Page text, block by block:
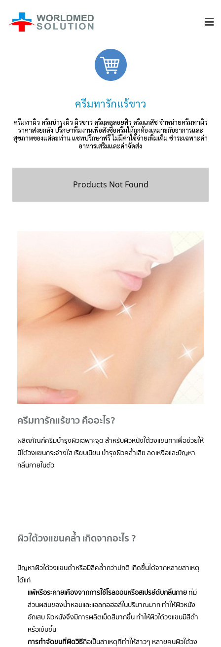
ครีมทารักแร้ขาว
ครีมทาผิว ครีมบำรุงผิว ผิวขาว ครีมลดลอยสิว ครีมเภสัช จำหน่ายครีมทาผิว
ราคาส่งยกลัง ปรึกษาทีมงานเพื่อสั่งซื้อครีมให้ถูกต้องเหมาะกับอาการและ
สุขภาพของแต่ละท่าน แชทปรึกษาฟรี ไม่มีค่าใช้จ่ายเพิ่มเติม ชำระเฉพาะค่า
อาหารเสริมและค่าจัดส่ง
Products Not Found
ครีมทารักแร้ขาว คืออะไร?
ผลิตภัณฑ์ครีมบำรุงผิวเฉพาะจุด สำหรับผิวหนังใต้วงแขนทาเพื่อช่วยให้
มีใต้วงแขนกระจ่างใส เรียบเนียน บำรุงผิวคล้ำเสีย ลดเหงื่อและปัญหา
กลิ่นกายในตัว
ผิวใต้วงแขนคล้ำ เกิดจากอะไร ?
ปัญหาผิวใต้วงแขนดำหรือมีสีคล้ำกว่าปกติ เกิดขึ้นได้จากหลายสาเหตุ
ได้แก่
แพ้หรือระคายเคือง จากการใช้โรลออนหรือสเปรย์ดับกลิ่นกาย ที่มี
ส่วนผสมของน้ำหอมและแอลกอฮอล์ในปริมาณมาก ทำให้ผิวหนัง
อักเสบ ผิวหนังจึงมีการผลิตเม็ดสีมากขึ้น ทำให้ผิวใต้วงแขนมีสีดำ
หรือเข้มขึ้น
การกำจัดขนที่ผิดวิธีถือเป็นสาเหตุที่ทำให้สาวๆ หลายคนผิวใต้วง